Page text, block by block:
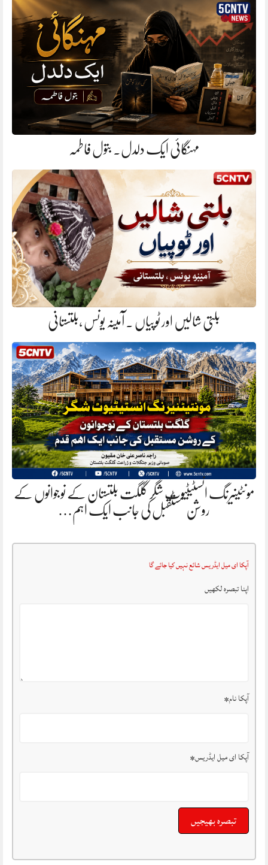
مہنگائی ایک دلدل. بتول فاطمہ
بلتی شالیں اور ٹوپیاں . آمینہ یونس ،بلتستانی
مونٹینیرنگ انسٹیٹیوٹ شگر گلگت بلتستان کے نوجوانوں کے
روشن مستقبل کی جانب ایک اہم…
آپکا ای میل ایڈریس شائع نہیں کیا جائے گا
اپنا تبصرہ لکھیں
آپکا نام*
آپکا ای میل ایڈریس*